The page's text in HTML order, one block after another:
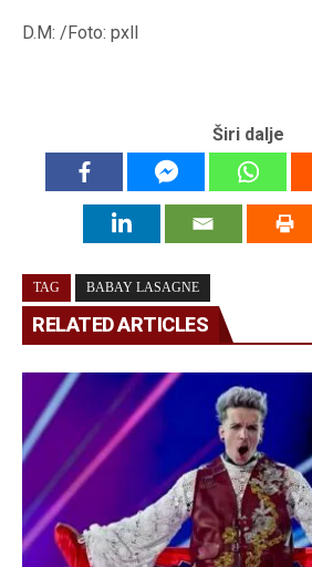
D.M: /Foto: pxll
Širi dalje
TAG BABAY LASAGNE
RELATED ARTICLES